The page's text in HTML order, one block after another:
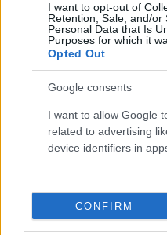
I want to opt-out of
Retention, Sale, and/or
Personal Data that Is
Purposes for which it
Opted Out
Google consents
I want to allow Google
related to advertising
device identifiers in
CONFIRM